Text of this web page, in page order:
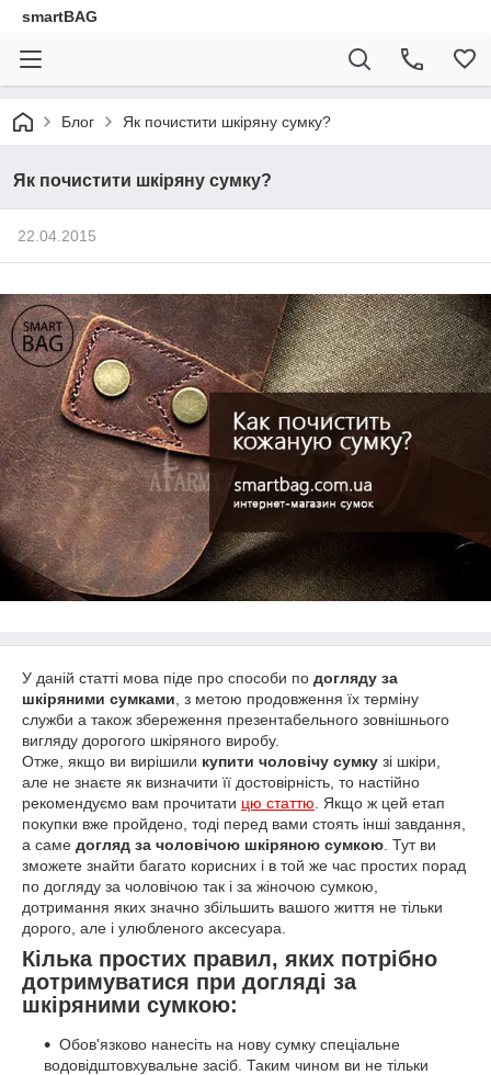
smartBAG
Блог Як почистити шкіряну сумку?
Як почистити шкіряну сумку?
22.04.2015
У даній статті мова піде про способи по догляду за
шкіряними сумками , з метою продовження їх терміну
служби а також збереження презентабельного зовнішнього
вигляду дорогого шкіряного виробу.
Отже, якщо ви вирішили купити чоловічу сумку зі шкіри,
але не знаєте як визначити її достовірність, то настійно
рекомендуємо вам прочитати цю статтю . Якщо ж цей етап
покупки вже пройдено, тоді перед вами стоять інші завдання,
а саме догляд за чоловічою шкіряною сумкою . Тут ви
зможете знайти багато корисних і в той же час простих порад
по догляду за чоловічою так і за жіночою сумкою,
дотримання яких значно збільшить вашого життя не тільки
дорого, але і улюбленого аксесуара.
Кілька простих правил, яких потрібно
дотримуватися при догляді за
шкіряними сумкою:
Обов'язково нанесіть на нову сумку спеціальне
водовідштовхувальне засіб. Таким чином ви не тільки